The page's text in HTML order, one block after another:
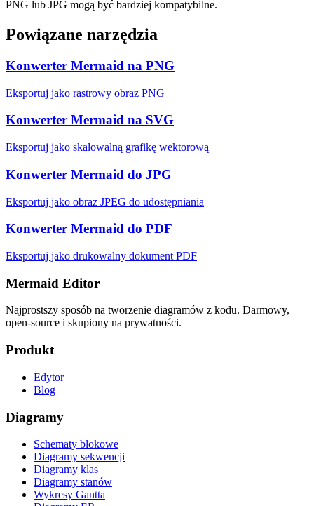
PNG lub JPG mogą być bardziej kompatybilne.
Powiązane narzędzia
Konwerter Mermaid na PNG
Eksportuj jako rastrowy obraz PNG
Konwerter Mermaid na SVG
Eksportuj jako skalowalną grafikę wektorową
Konwerter Mermaid do JPG
Eksportuj jako obraz JPEG do udostępniania
Konwerter Mermaid do PDF
Eksportuj jako drukowalny dokument PDF
Mermaid Editor
Najprostszy sposób na tworzenie diagramów z kodu. Darmowy,
open-source i skupiony na prywatności.
Produkt
Edytor
Blog
Diagramy
Schematy blokowe
Diagramy sekwencji
Diagramy klas
Diagramy stanów
Wykresy Gantta